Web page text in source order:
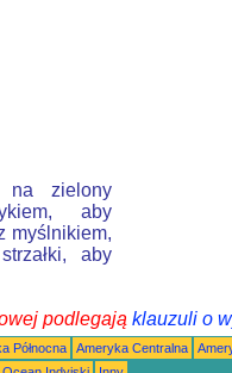
na zielony
aby
myślnikiem,
aby
podlegają klauzuli o
Północna Ameryka Centralna